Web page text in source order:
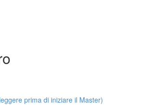
prima di iniziare il Master)